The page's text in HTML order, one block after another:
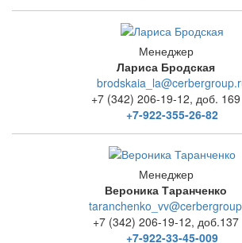
Менеджер
Лариса Бродская
+7 (342) 206-19-12, доб. 169
+7-922-355-26-82
Менеджер
Вероника Таранченко
+7 (342) 206-19-12, доб.137
+7-922-33-45-009